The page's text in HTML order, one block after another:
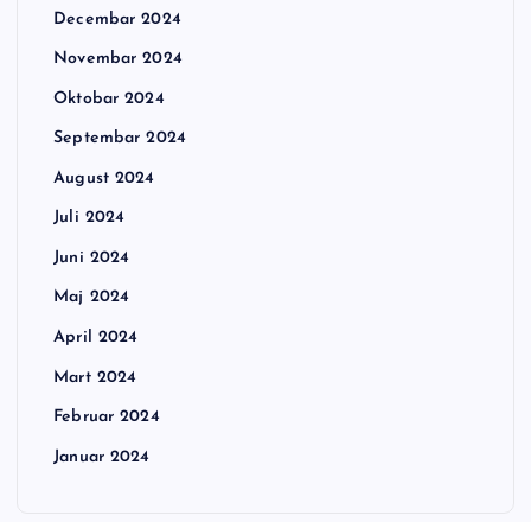
Decembar 2024
Novembar 2024
Oktobar 2024
Septembar 2024
August 2024
Juli 2024
Juni 2024
Maj 2024
April 2024
Mart 2024
Februar 2024
Januar 2024